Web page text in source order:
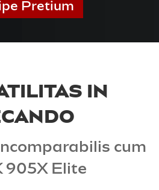
Pretium
IN
cum
905X Elite